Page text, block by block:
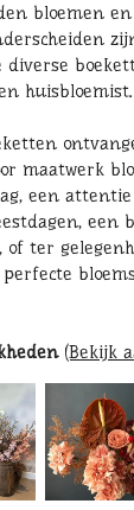
bloemen
diverse
huisbloemist.
maatwerk
een
een
ter
(Bekijk